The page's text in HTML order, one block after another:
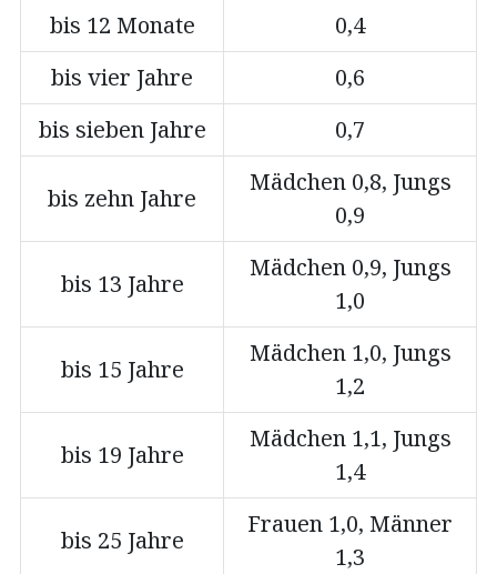
bis 12 Monate
0,4
bis vier Jahre
0,6
bis sieben Jahre
0,7
bis zehn Jahre
Mädchen 0,8, Jungs
0,9
bis 13 Jahre
Mädchen 0,9, Jungs
1,0
bis 15 Jahre
Mädchen 1,0, Jungs
1,2
bis 19 Jahre
Mädchen 1,1, Jungs
1,4
bis 25 Jahre
Frauen 1,0, Männer
1,3